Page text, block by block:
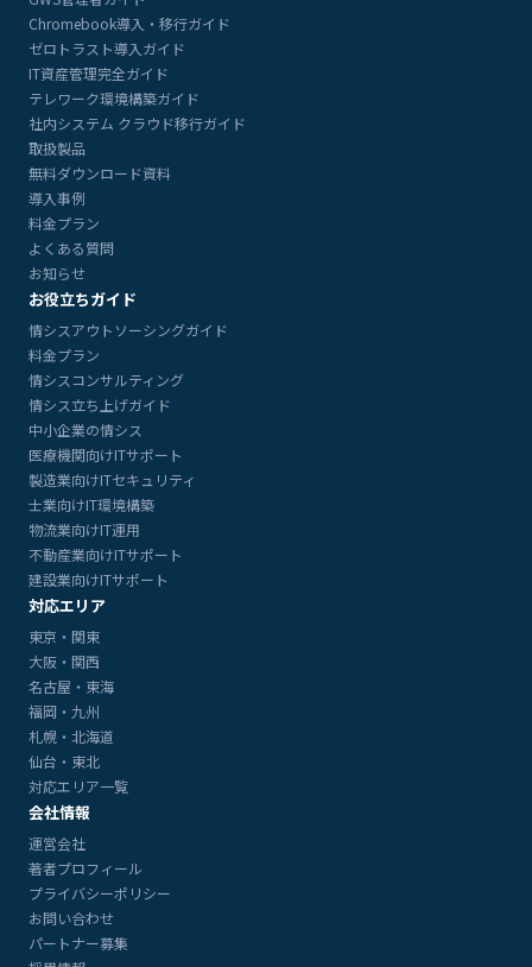
Chromebook導入・移行ガイド
ゼロトラスト導入ガイド
IT資産管理完全ガイド
テレワーク環境構築ガイド
社内システム クラウド移行ガイド
取扱製品
無料ダウンロード資料
導入事例
料金プラン
よくある質問
お知らせ
お役立ちガイド
情シスアウトソーシングガイド
料金プラン
情シスコンサルティング
情シス立ち上げガイド
中小企業の情シス
医療機関向けITサポート
製造業向けITセキュリティ
士業向けIT環境構築
物流業向けIT運用
不動産業向けITサポート
建設業向けITサポート
対応エリア
東京・関東
大阪・関西
名古屋・東海
福岡・九州
札幌・北海道
仙台・東北
対応エリア一覧
会社情報
運営会社
著者プロフィール
プライバシーポリシー
お問い合わせ
パートナー募集